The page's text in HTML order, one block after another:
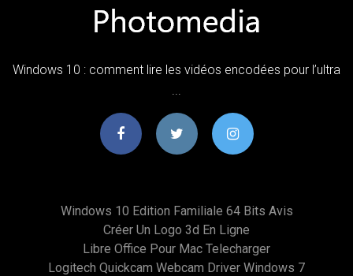
Windows 10 : comment lire les vidéos encodées pour l’ultra
Windows 10 Edition Familiale 64 Bits Avis
Créer Un Logo 3d En Ligne
Libre Office Pour Mac Telecharger
Logitech Quickcam Webcam Driver Windows 7